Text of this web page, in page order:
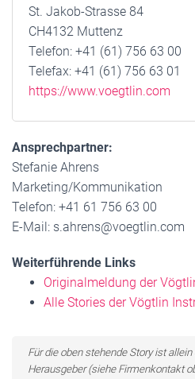
St. Jakob-Strasse 84
CH4132 Muttenz
Telefon: +41 (61) 756 63 00
Telefax: +41 (61) 756 63 01
https://www.voegtlin.com
Ansprechpartner:
Stefanie Ahrens
Marketing/Kommunikation
Telefon: +41 61 756 63 00
E-Mail: s.ahrens@voegtlin.com
Weiterführende Links
Originalmeldung der
Alle Stories der Vögtlin
Für die oben stehende Story ist
Herausgeber (siehe Firmenkontakt